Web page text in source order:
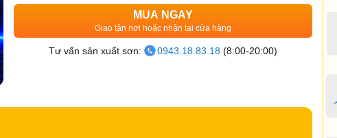
MUA NGAY
Giao tận nơi hoặc nhận tại cửa hàng
Tư vấn sản xuất sơn: 0943.18.83.18 (8:00-20:00)